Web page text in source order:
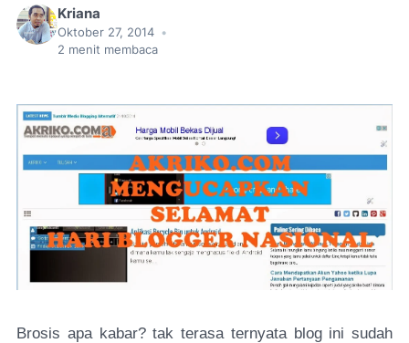
Kriana
Oktober 27, 2014 •
2 menit membaca
Brosis apa kabar? tak terasa ternyata blog ini sudah